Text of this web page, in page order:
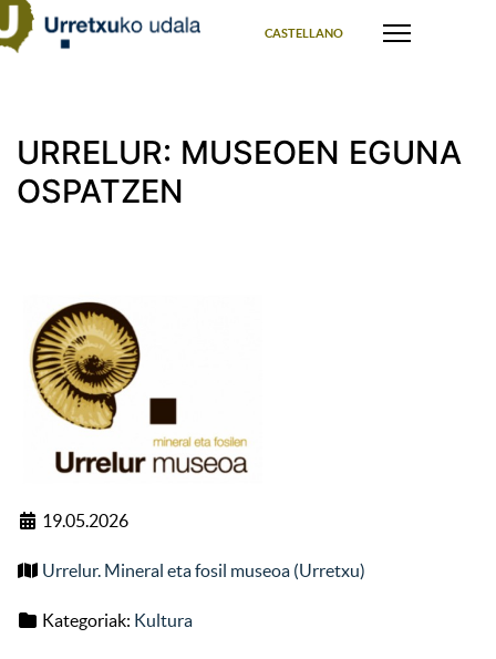
CASTELLANO
URRELUR: MUSEOEN EGUNA
OSPATZEN
19.05.2026
Urrelur. Mineral eta fosil museoa (Urretxu)
Kategoriak: Kultura